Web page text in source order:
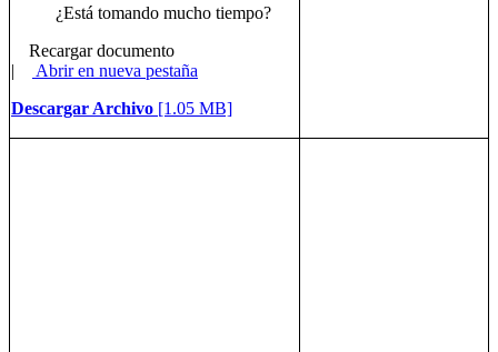
¿Está tomando mucho tiempo?
Recargar documento
|
Abrir en nueva pestaña
Descargar Archivo [1.05 MB]